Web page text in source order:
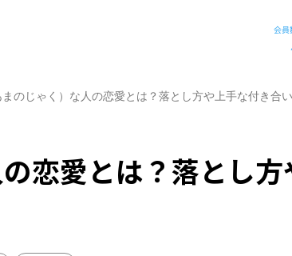
のじゃく）な人の恋愛とは？落とし方や上手な付き合
恋愛とは？落とし方